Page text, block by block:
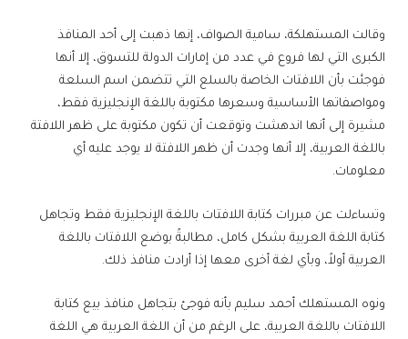
وقالت المستهلكة، سامية الصواف، إنها ذهبت إلى أحد المنافذ
الكبرى التي لها فروع في عدد من إمارات الدولة للتسوق، إلا أنها
فوجئت بأن اللافتات الخاصة بالسلع التي تتضمن اسم السلعة
ومواصفاتها الأساسية وسعرها مكتوبة باللغة الإنجليزية فقط،
مشيرة إلى أنها اندهشت وتوقعت أن تكون مكتوبة على ظهر اللافتة
باللغة العربية، إلا أنها وجدت أن ظهر اللافتة لا يوجد عليه أي
معلومات.
وتساءلت عن مبررات كتابة اللافتات باللغة الإنجليزية فقط وتجاهل
كتابة اللغة العربية بشكل كامل، مطالبةً بوضع اللافتات باللغة
العربية أولاً، وبأي لغة أخرى معها إذا أرادت منافذ ذلك.
ونوه المستهلك أحمد سليم بأنه فوجئ بتجاهل منافذ بيع كتابة
اللافتات باللغة العربية، على الرغم من أن اللغة العربية هي اللغة